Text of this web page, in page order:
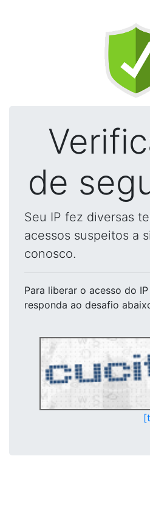
de
Seu IP fez diversas
acessos suspeitos a
conosco.
Para liberar o acesso do IP
responda ao desafio